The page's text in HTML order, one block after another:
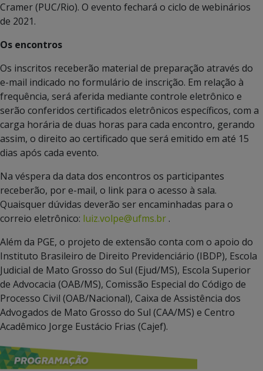
Cramer (PUC/Rio). O evento fechará o ciclo de webinários
de 2021.
Os encontros
Os inscritos receberão material de preparação através do
e-mail indicado no formulário de inscrição. Em relação à
frequência, será aferida mediante controle eletrônico e
serão conferidos certificados eletrônicos específicos, com a
carga horária de duas horas para cada encontro, gerando
assim, o direito ao certificado que será emitido em até 15
dias após cada evento.
Na véspera da data dos encontros os participantes
receberão, por e-mail, o link para o acesso à sala.
Quaisquer dúvidas deverão ser encaminhadas para o
correio eletrônico: luiz.volpe@ufms.br .
Além da PGE, o projeto de extensão conta com o apoio do
Instituto Brasileiro de Direito Previdenciário (IBDP), Escola
Judicial de Mato Grosso do Sul (Ejud/MS), Escola Superior
de Advocacia (OAB/MS), Comissão Especial do Código de
Processo Civil (OAB/Nacional), Caixa de Assistência dos
Advogados de Mato Grosso do Sul (CAA/MS) e Centro
Acadêmico Jorge Eustácio Frias (Cajef).